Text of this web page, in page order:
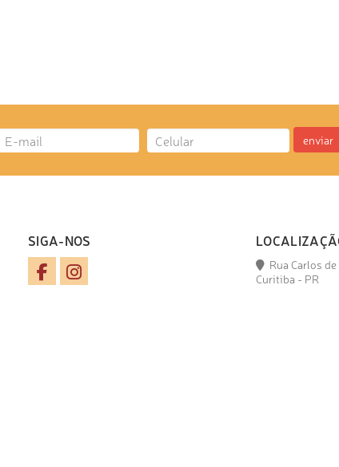
enviar
SIGA-NOS
Rua Carlos
Curitiba - PR